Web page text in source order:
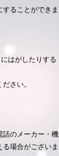
ることができま
はがしたりする
さい。
のメーカー・機
場合がございま